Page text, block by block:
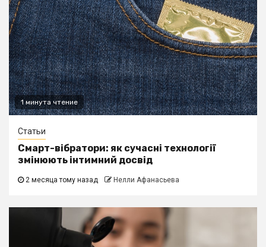
1 минута чтение
Статьи
Смарт-вібратори: як сучасні технології
змінюють інтимний досвід
2 месяца тому назад Нелли Афанасьева